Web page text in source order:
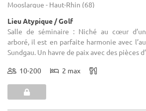
Mooslargue - Haut-Rhin (68)
Lieu Atypique / Golf
Salle de séminaire : Niché au cœur
arboré, il est en parfaite harmonie avec
Sundgau. Un havre de paix avec des pièces
10-200 2 max